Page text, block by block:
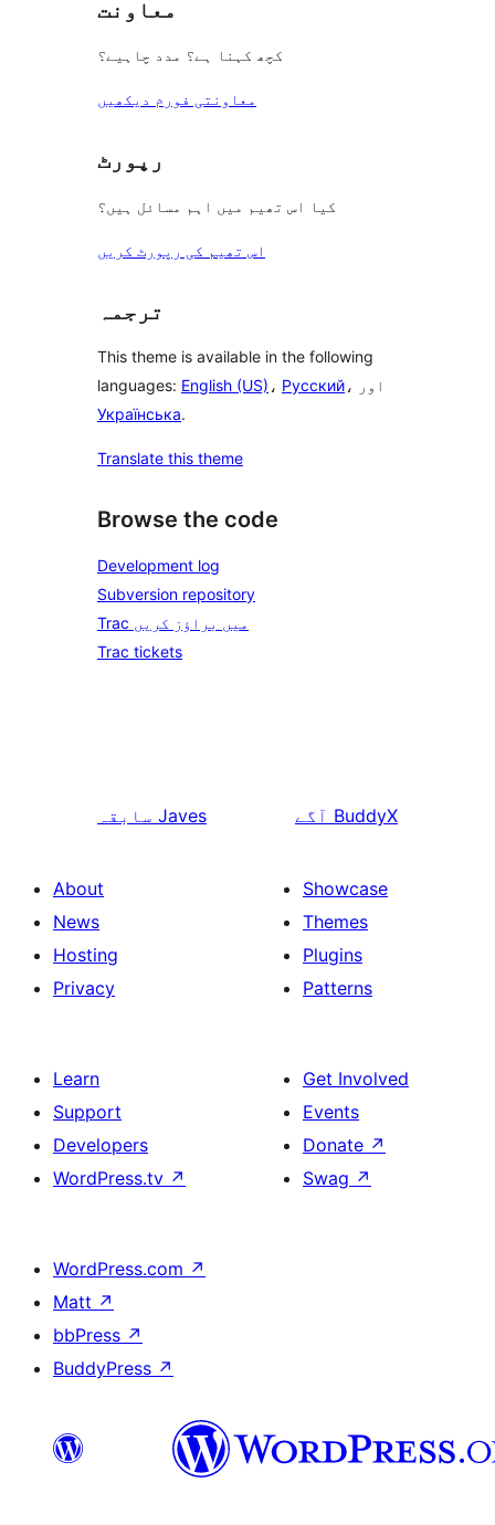
معاونت
کچھ کہنا ہے؟ مدد چاہیے؟
معاونتی فورم دیکھیں
رپورٹ
کیا اس تھیم میں اہم مسائل ہیں؟
اس تھیم کی رپورٹ کریں
ترجمہ
This theme is available in the following
languages: English (US) ، Русский
، اور
Українська.
Translate this theme
Browse the code
Development log
Subversion repository
Trac میں براؤز کریں
Trac tickets
سابقہ Javes آگے BuddyX
About
News
Hosting
Privacy
Showcase
Themes
Plugins
Patterns
Learn
Support
Developers
WordPress.tv ↗
Get Involved
Events
Donate ↗
Swag ↗
WordPress.com ↗
Matt ↗
bbPress ↗
BuddyPress ↗